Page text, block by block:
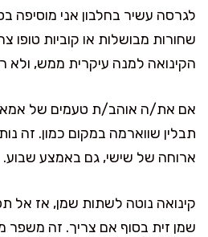
לגרסה עשיר בחלבון אני מוסיפה
שחורות מבושלות או קוביות טופו
הקינואה למנה עיקרית ממש, ולא
אם את/ה אוהב/ת טעמים של אמא,
תבלין שווארמה במקום כמון. זה
ארוחה של שישי, גם באמצע שבוע.
קינואה נוטה לשתות שמן, אז אל
שמן זית בסוף אם צריך. זה משפר